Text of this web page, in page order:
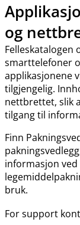
og
smarttelefoner
applikasjonene
tilgjengelig.
nettbrettet, slik
tilgang til
Finn
informasjon
bruk.
For support